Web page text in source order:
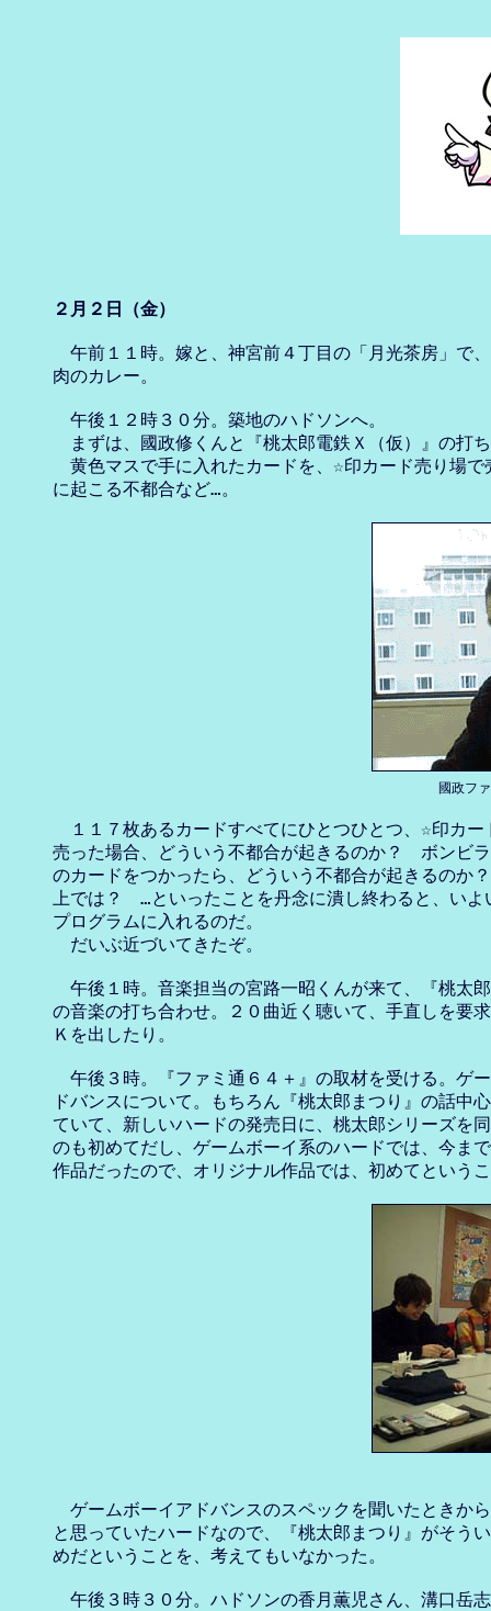
２月２日（金）
午前１１時。嫁と、神宮前４丁目の「月光茶房」で
肉のカレー。
午後１２時３０分。築地のハドソンへ。
まずは、國政修くんと『桃太郎電鉄Ｘ（仮）』の打
黄色マスで手に入れたカードを、☆印カード売り場で
國政フ
１１７枚あるカードすべてにひとつひとつ、☆印カー
売った場合、どういう不都合が起きるのか？　ボンビ
のカードをつかったら、どういう不都合が起きるのか
上では？　…といったことを丹念に潰し終わると、いよ
プログラムに入れるのだ。
だいぶ近づいてきたぞ。
午後１時。音楽担当の宮路一昭くんが来て、『桃太
の音楽の打ち合わせ。２０曲近く聴いて、手直しを要
Ｋを出したり。
午後３時。『ファミ通６４＋』の取材を受ける。ゲ
ドバンスについて。もちろん『桃太郎まつり』の話中
ていて、新しいハードの発売日に、桃太郎シリーズを
のも初めてだし、ゲームボーイ系のハードでは、今ま
ゲームボーイアドバンスのスペックを聞いたときか
と思っていたハードなので、『桃太郎まつり』がそう
めだということを、考えてもいなかった。
午後３時３０分。ハドソンの香月薫児さん、溝口岳